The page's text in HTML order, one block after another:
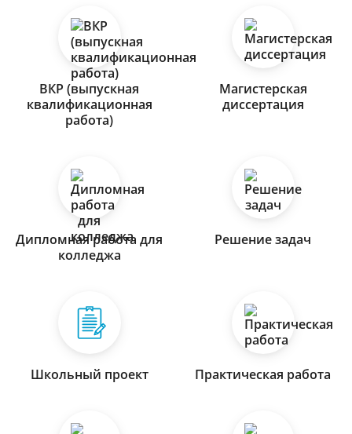
ВКР (выпускная
квалификационная
работа)
Магистерская
диссертация
Дипломная работа для
колледжа
Решение задач
Школьный проект Практическая работа